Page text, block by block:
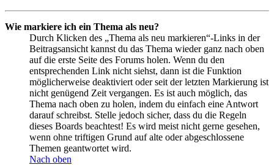
Wie markiere ich ein Thema als neu?
Durch Klicken des „Thema als neu markieren“-Links in der
Beitragsansicht kannst du das Thema wieder ganz nach oben
auf die erste Seite des Forums holen. Wenn du den
entsprechenden Link nicht siehst, dann ist die Funktion
möglicherweise deaktiviert oder seit der letzten Markierung ist
nicht genügend Zeit vergangen. Es ist auch möglich, das
Thema nach oben zu holen, indem du einfach eine Antwort
darauf schreibst. Stelle jedoch sicher, dass du die Regeln
dieses Boards beachtest! Es wird meist nicht gerne gesehen,
wenn ohne triftigen Grund auf alte oder abgeschlossene
Themen geantwortet wird.
Nach oben